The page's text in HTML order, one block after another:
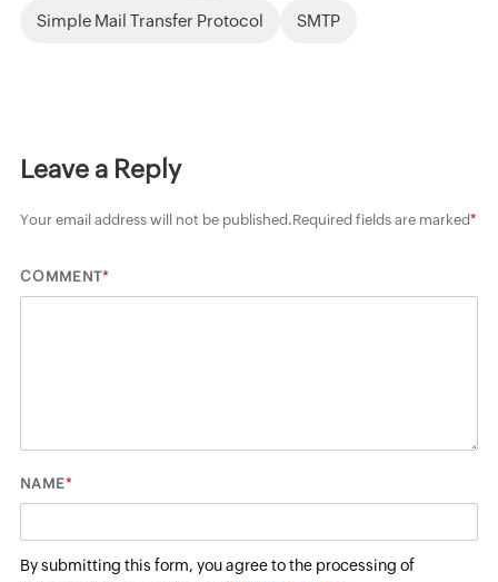
Simple Mail Transfer Protocol SMTP
Leave a Reply
Your email address will not be published.Required fields are marked*
COMMENT*
NAME*
By submitting this form, you agree to the processing of